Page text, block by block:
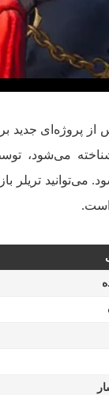
می‌شود،